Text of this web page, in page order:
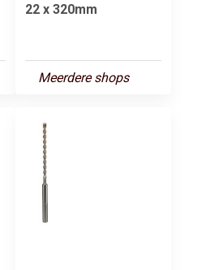
22 x 320mm
Meerdere shops